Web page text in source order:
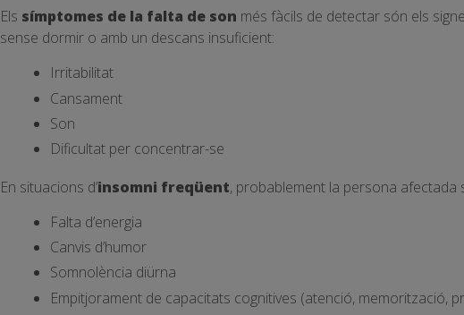
Els símptomes de la falta de son més fàcils de detectar són els
sense dormir o amb un descans insuficient:
Irritabilitat
Cansament
Son
Dificultat per concentrar-se
En situacions d’insomni freqüent, probablement la persona
Falta d’energia
Canvis d’humor
Somnolència diürna
Empitjorament de capacitats cognitives (atenció, memorització,